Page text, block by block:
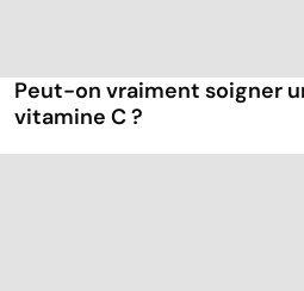
Peut-on vraiment soigner
vitamine C ?